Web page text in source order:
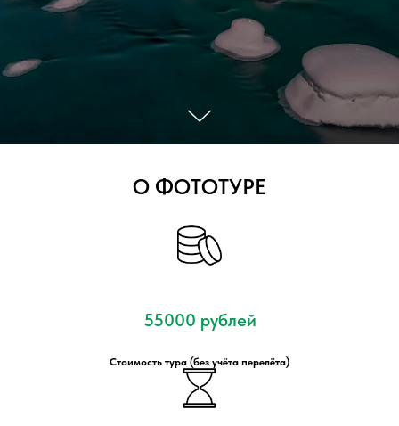
О ФОТОТУРЕ
55000 рублей
Стоимость тура (без учёта перелёта)